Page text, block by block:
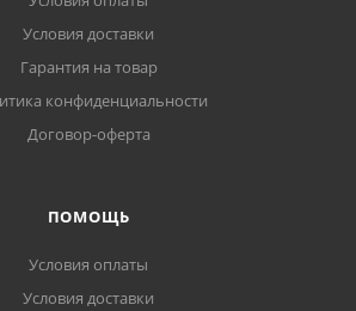
Условия доставки
Гарантия на товар
конфиденциальности
Договор-оферта
ПОМОЩЬ
Условия оплаты
Условия доставки